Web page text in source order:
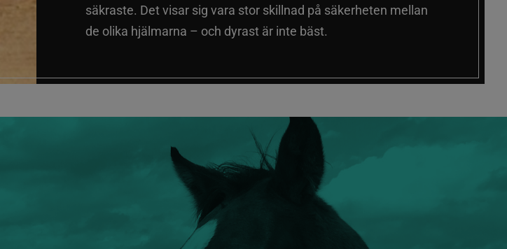
säkraste. Det visar sig vara stor skillnad på säkerheten mellan
de olika hjälmarna – och dyrast är inte bäst.